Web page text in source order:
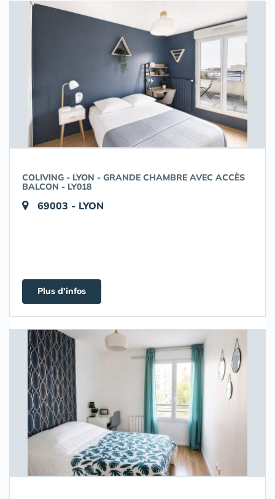
COLIVING - LYON - GRANDE CHAMBRE AVEC ACCÈS
BALCON - LY018
69003 - LYON
Plus d'infos